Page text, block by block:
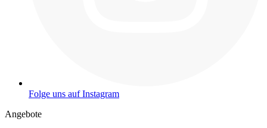
Folge uns auf Instagram
Angebote